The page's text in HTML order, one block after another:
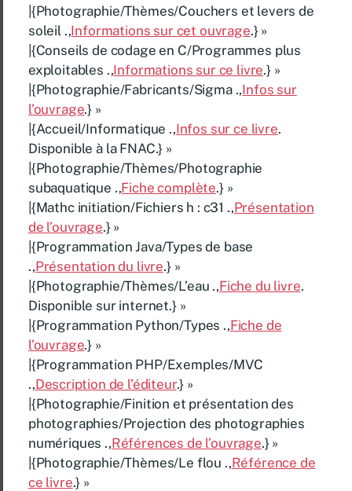
|{Photographie/Thèmes/Couchers et levers de
soleil .,Informations sur cet ouvrage.} »
|{Conseils de codage en C/Programmes plus
exploitables .,Informations sur ce livre.} »
|{Photographie/Fabricants/Sigma .,Infos sur
l’ouvrage.} »
|{Accueil/Informatique .,Infos sur ce livre.
Disponible à la FNAC.} »
|{Photographie/Thèmes/Photographie
subaquatique .,Fiche complète.} »
|{Mathc initiation/Fichiers h : c31 .,Présentation
de l’ouvrage.} »
|{Programmation Java/Types de base
.,Présentation du livre.} »
|{Photographie/Thèmes/L’eau .,Fiche du livre.
Disponible sur internet.} »
|{Programmation Python/Types .,Fiche de
l’ouvrage.} »
|{Programmation PHP/Exemples/MVC
.,Description de l’éditeur.} »
|{Photographie/Finition et présentation des
photographies/Projection des photographies
numériques .,Références de l’ouvrage.} »
|{Photographie/Thèmes/Le flou .,Référence de
ce livre.} »